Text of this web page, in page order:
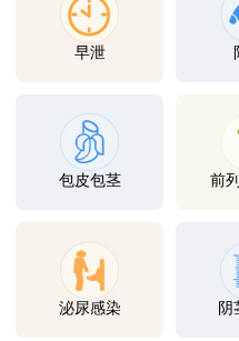
早泄
包皮包茎 前
泌尿感染 阴